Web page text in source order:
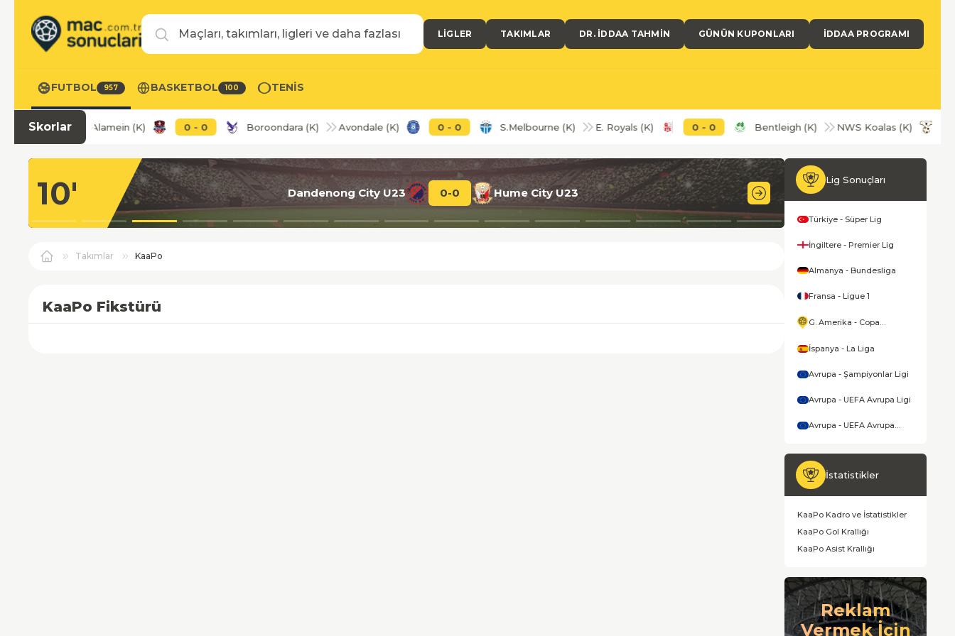
Maç, takım veya lig ara
LIGLER TAKIMLAR DR. İDDAA TAHMIN GÜNÜN KUPONLARI İDDAA PROGRAMI
FUTBOL 957 BASKETBOL 100 TENIS
Skorlar
U23 Alamein (K) 0- Boroondara (K) Avondale (K) 0- S.Melbourne (K) E. Royals (K) 0- Bentleigh (K) NWS Koalas (K) 0-
10' Dandenong City U23 0-0 Hume City U23 9'
Takımlar KaaPo
KaaPo Fikstürü
Lig Sonuçları
Türkiye - Süper Lig
İngiltere - Premier Lig
Almanya - Bundesliga
Fransa - Ligue 1
G. Amerika - Copa
İspanya - La Liga
Avrupa - Şampiyonlar Ligi
Avrupa - UEFA Avrupa Ligi
Avrupa - UEFA Avrupa
İstatistikler
KaaPo Kadro ve İstatistikler
KaaPo Gol Krallığı
KaaPo Asist Krallığı
Reklam
Vermek İçin